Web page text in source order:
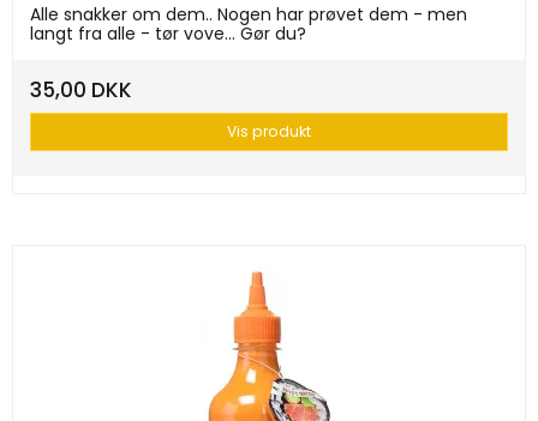
Alle snakker om dem.. Nogen har prøvet dem - men
langt fra alle - tør vove... Gør du?
35,00 DKK
Vis produkt